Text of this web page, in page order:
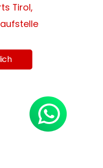
Tirol,